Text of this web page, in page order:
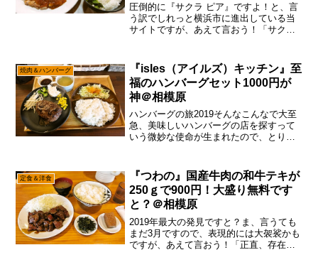
圧倒的に『サクラ ピア』ですよ！と、言
う訳でしれっと横浜市に進出している当
サイトですが、あえて言おう！「サクラ
時、この”サクラ ピア”にも通いまくった
記憶で御座います。...
焼肉＆ハンバーグ
『isles（アイルズ）キッチン』至
福のハンバーグセット1000円が
神＠相模原
ハンバーグの旅2019そんなこんなで大至
急、美味しいハンバーグの店を探すって
いう微妙な使命が生まれたので、とりあ
ですが、あえて言おう！「アイルズキッ
チンですと？」ほほ...
定食＆洋食
『つわの』国産牛肉の和牛テキが
250ｇで900円！大盛り無料です
と？＠相模原
2019年最大の発見ですと？ま、言うても
まだ3月ですので、表現的には大袈裟かも
ですが、あえて言おう！「正直、存在を